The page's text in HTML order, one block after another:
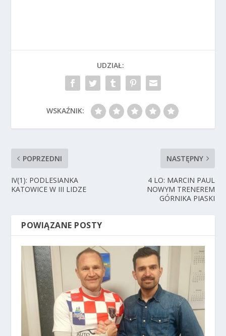
UDZIAŁ:
WSKAŹNIK:
POPRZEDNI
IV(1): PODLESIANKA
KATOWICE W III LIDZE
NASTĘPNY
4 LO: MARCIN PAUL
NOWYM TRENEREM
GÓRNIKA PIASKI
POWIĄZANE POSTY